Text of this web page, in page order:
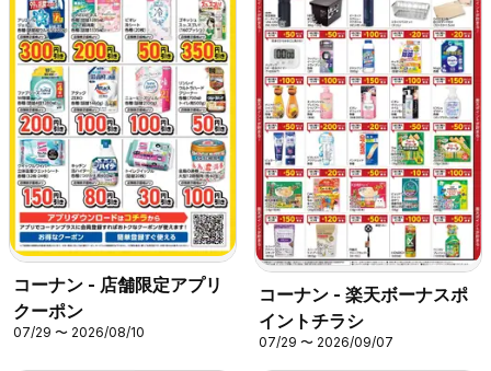
コーナン - 店舗限定アプリ
クーポン
07/29 〜 2026/08/10
コーナン - 楽天ボーナスポ
イントチラシ
07/29 〜 2026/09/07